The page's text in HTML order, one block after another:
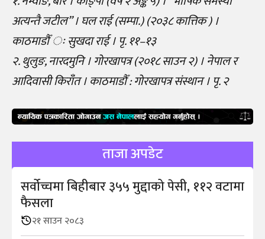
अत्यन्तै जटील” । घल राई (सम्पा.) (२०३८ कात्तिक ) ।
काठमाडौँ ः सुखदा राई । पृ. ११–१३
२. थुलुङ, नारदमुनि । गोरखापत्र (२०१८ साउन २) । नेपाल र
आदिवासी किराँंत । काठमाडौँ : गोरखापत्र संस्थान । पृ. २
ताजा अपडेट
सर्वोच्चमा बिहीबार ३५५ मुद्दाको पेसी, ११२ वटामा
फैसला
२१ साउन २०८३